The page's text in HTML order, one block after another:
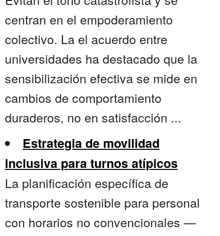
centran en el empoderamiento
colectivo. La el acuerdo entre
universidades ha destacado que la
sensibilización efectiva se mide en
cambios de comportamiento
duraderos, no en satisfacción ...
Estrategia de movilidad
inclusiva para turnos atípicos
La planificación específica de
transporte sostenible para personal
con horarios no convencionales —